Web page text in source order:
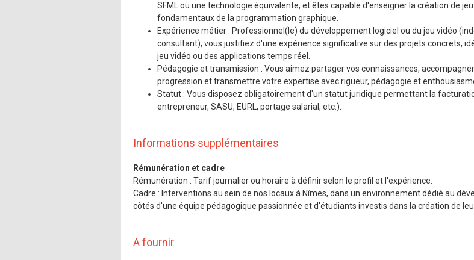
SFML ou une technologie équivalente, et êtes capable d'enseigner la création de
fondamentaux de la programmation graphique.
Expérience métier : Professionnel(le) du développement logiciel ou du jeu vidéo
consultant), vous justifiez d'une expérience significative sur des projets concrets,
jeu vidéo ou des applications temps réel.
Pédagogie et transmission : Vous aimez partager vos connaissances,
progression et transmettre votre expertise avec rigueur, pédagogie et
Statut : Vous disposez obligatoirement d'un statut juridique permettant la
entrepreneur, SASU, EURL, portage salarial, etc.).
Informations supplémentaires
Rémunération et cadre
Rémunération : Tarif journalier ou horaire à définir selon le profil et l'expérience.
Cadre : Interventions au sein de nos locaux à Nîmes, dans un environnement dédié au
côtés d'une équipe pédagogique passionnée et d'étudiants investis dans la création de
A fournir